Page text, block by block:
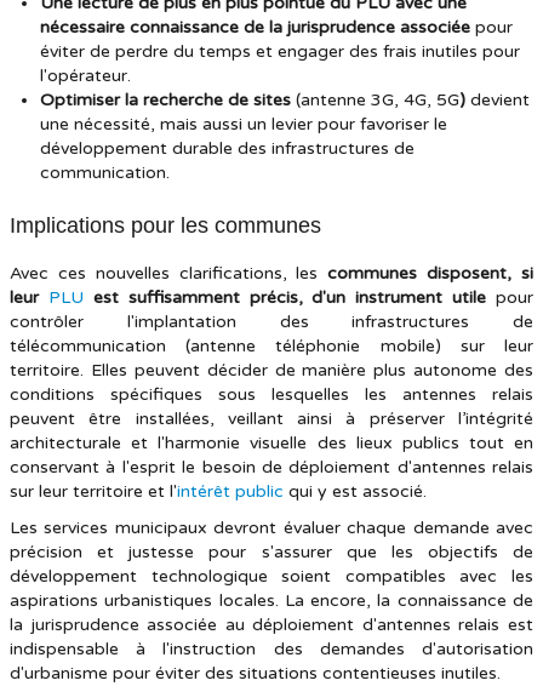
nécessaire connaissance de la jurisprudence associée pour
éviter de perdre du temps et engager des frais inutiles pour
l'opérateur.
Optimiser la recherche de sites (antenne 3G, 4G, 5G) devient
une nécessité, mais aussi un levier pour favoriser le
développement durable des infrastructures de
communication.
Implications pour les communes
Avec ces nouvelles clarifications, lescommunes disposent, si
leur PLU est suffisamment précis, d'un instrument utile pour
contrôler l'implantation des infrastructures de
télécommunication (antenne téléphonie mobile) sur leur
territoire. Elles peuvent décider de manière plus autonome des
conditions spécifiques sous lesquelles les antennes relais
peuvent être installées, veillant ainsi à préserver l’intégrité
architecturale et l'harmonie visuelle des lieux publics tout en
conservant à l'esprit le besoin de déploiement d'antennes relais
sur leur territoire et l'intérêt public qui y est associé.
Les services municipaux devront évaluer chaque demande avec
précision et justesse pour s'assurer que les objectifs de
développement technologique soient compatibles avec les
aspirations urbanistiques locales. La encore, la connaissance de
la jurisprudence associée au déploiement d'antennes relais est
indispensable à l'instruction des demandes d'autorisation
d'urbanisme pour éviter des situations contentieuses inutiles.